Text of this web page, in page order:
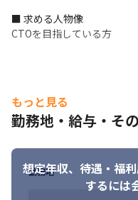
■ 求める人物像
CTOを目指している方
もっと見る
勤務地・給与・そ
想定年収、待遇・福利
するには
勤務地